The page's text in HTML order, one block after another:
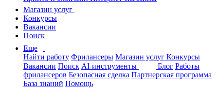
Магазин услуг
Конкурсы
Вакансии
Поиск
Еще
Найти работу Фрилансеры Магазин услуг Конкурсы
Вакансии Поиск AI-инструменты Блог Работы
фрилансеров Безопасная сделка Партнерская программа
База знаний Помощь